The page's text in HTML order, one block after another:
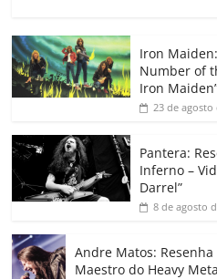
c
e
b
o
o
k
itt
er
at
s
A
p
Iron
Number of
Iron
23 de agosto
Pantera:
Inferno –
Darrel”
8 de agosto
Andre Matos:
Maestro do Heavy